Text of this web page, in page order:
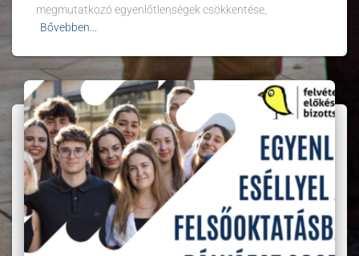
megmutatkozó egyenlőtlenségek csökkentése,
Bővebben...